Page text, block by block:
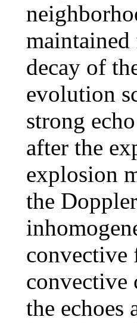
decay of
evolution
strong
after the
explosion
the
convective
convective
the echoes